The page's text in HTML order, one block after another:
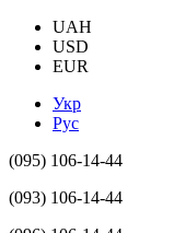
UAH
USD
EUR
Укр
Рус
(095) 106-14-44
(093) 106-14-44